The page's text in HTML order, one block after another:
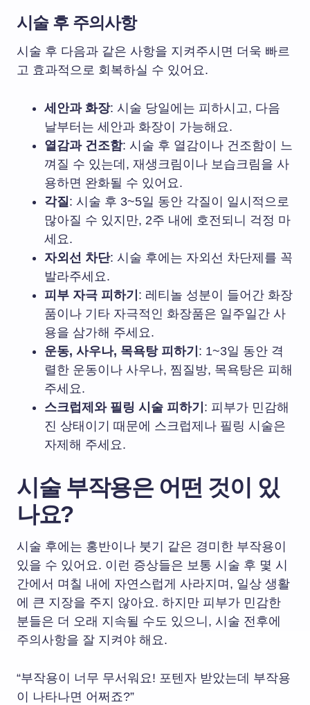
시술 후 주의사항
시술 후 다음과 같은 사항을 지켜주시면 더욱 빠르
고 효과적으로 회복하실 수 있어요.
세안과 화장: 시술 당일에는 피하시고, 다음
날부터는 세안과 화장이 가능해요.
열감과 건조함: 시술 후 열감이나 건조함이 느
껴질 수 있는데, 재생크림이나 보습크림을 사
용하면 완화될 수 있어요.
각질: 시술 후 3~5일 동안 각질이 일시적으로
많아질 수 있지만, 2주 내에 호전되니 걱정 마
세요.
자외선 차단: 시술 후에는 자외선 차단제를 꼭
발라주세요.
피부 자극 피하기 : 레티놀 성분이 들어간 화장
품이나 기타 자극적인 화장품은 일주일간 사
용을 삼가해 주세요.
운동, 사우나, 목욕탕 피하기 : 1~3일 동안 격
렬한 운동이나 사우나, 찜질방, 목욕탕은 피해
주세요.
스크럽제와 필링 시술 피하기 : 피부가 민감해
진 상태이기 때문에 스크럽제나 필링 시술은
자제해 주세요.
시술 부작용은 어떤 것이 있
나요?
시술 후에는 홍반이나 붓기 같은 경미한 부작용이
있을 수 있어요. 이런 증상들은 보통 시술 후 몇 시
간에서 며칠 내에 자연스럽게 사라지며, 일상 생활
에 큰 지장을 주지 않아요. 하지만 피부가 민감한
분들은 더 오래 지속될 수도 있으니, 시술 전후에
주의사항을 잘 지켜야 해요.
“부작용이 너무 무서워요! 포텐자 받았는데 부작용
이 나타나면 어쩌죠?”